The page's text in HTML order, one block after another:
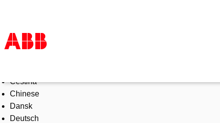
Products & Solutions
Industries
Services
About us
Čeština
Chinese
Dansk
Deutsch